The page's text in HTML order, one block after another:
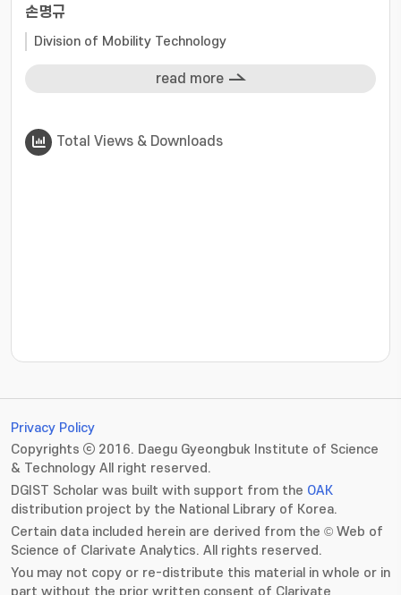
손명규
Division of Mobility Technology
read more
Total Views & Downloads
???jsp.display-item.statistics.view???: ,
Privacy Policy
Copyrights ⓒ 2016. Daegu Gyeongbuk Institute of Science
& Technology All right reserved.
DGIST Scholar was built with support from the OAK
distribution project by the National Library of Korea.
Certain data included herein are derived from the © Web of
Science of Clarivate Analytics. All rights reserved.
You may not copy or re-distribute this material in whole or in
part without the prior written consent of Clarivate